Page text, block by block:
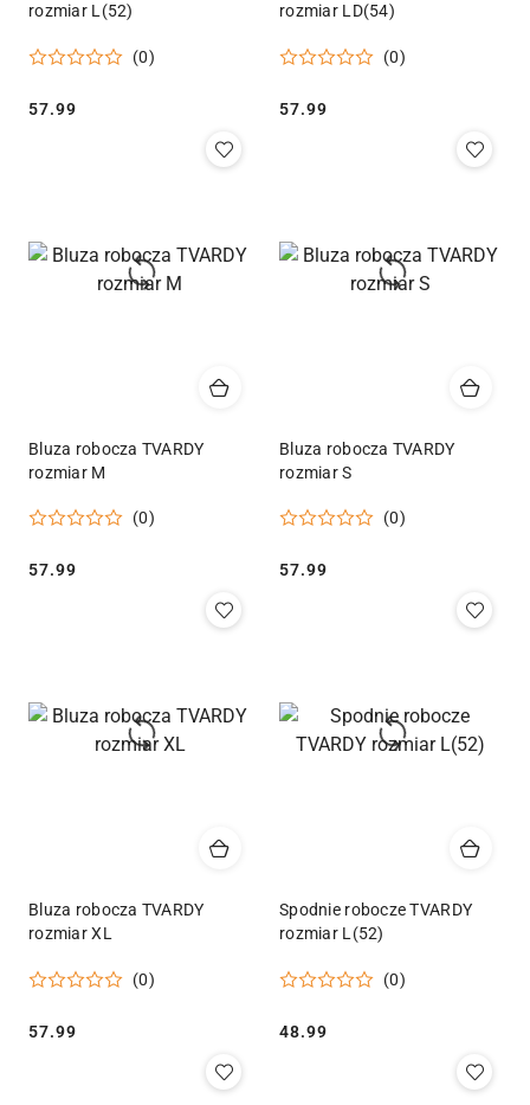
rozmiar L(52)
(0)
Cena:
57.99
rozmiar LD(54)
(0)
Cena:
57.99
Bluza robocza TVARDY
rozmiar M
(0)
Cena:
57.99
Bluza robocza TVARDY
rozmiar S
(0)
Cena:
57.99
Bluza robocza TVARDY
rozmiar XL
(0)
Cena:
57.99
Spodnie robocze TVARDY
rozmiar L(52)
(0)
Cena:
48.99